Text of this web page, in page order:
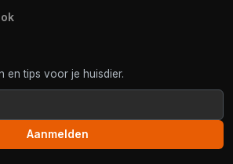
en tips voor je huisdier.
Aanmelden